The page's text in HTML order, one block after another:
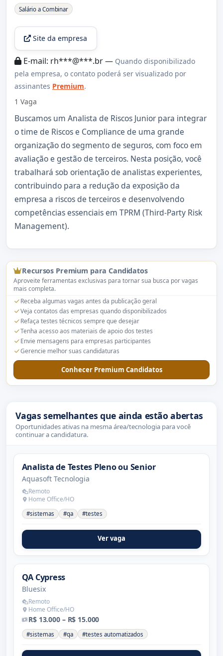
Sobre a Vaga
Salário a Combinar
Site da empresa
E-mail: rh***@***.br — Quando disponibilizado
pela empresa, o contato poderá ser visualizado por
assinantes Premium.
1 Vaga
Buscamos um Analista de Riscos Junior para integrar
o time de Riscos e Compliance de uma grande
organização do segmento de seguros, com foco em
avaliação e gestão de terceiros. Nesta posição, você
trabalhará sob orientação de analistas experientes,
contribuindo para a redução da exposição da
empresa a riscos de terceiros e desenvolvendo
competências essenciais em TPRM (Third-Party Risk
Management).
Recursos Premium para Candidatos
Aproveite ferramentas exclusivas para tornar sua busca por vagas
mais completa.
Receba algumas vagas antes da publicação geral
Veja contatos das empresas quando disponibilizados
Refaça testes técnicos sempre que desejar
Tenha acesso aos materiais de apoio dos testes
Envie mensagens para empresas participantes
Gerencie melhor suas candidaturas
Conhecer Premium Candidatos
Vagas semelhantes que ainda estão abertas
Oportunidades ativas na mesma área/tecnologia para você
continuar a candidatura.
Analista de Testes Pleno ou Senior
Aquasoft Tecnologia
Remoto
Home Office/HO
#sistemas #qa #testes
Ver vaga
QA Cypress
Bluesix
Remoto
Home Office/HO
R$ 13.000 – R$ 15.000
#sistemas #qa #testes automatizados